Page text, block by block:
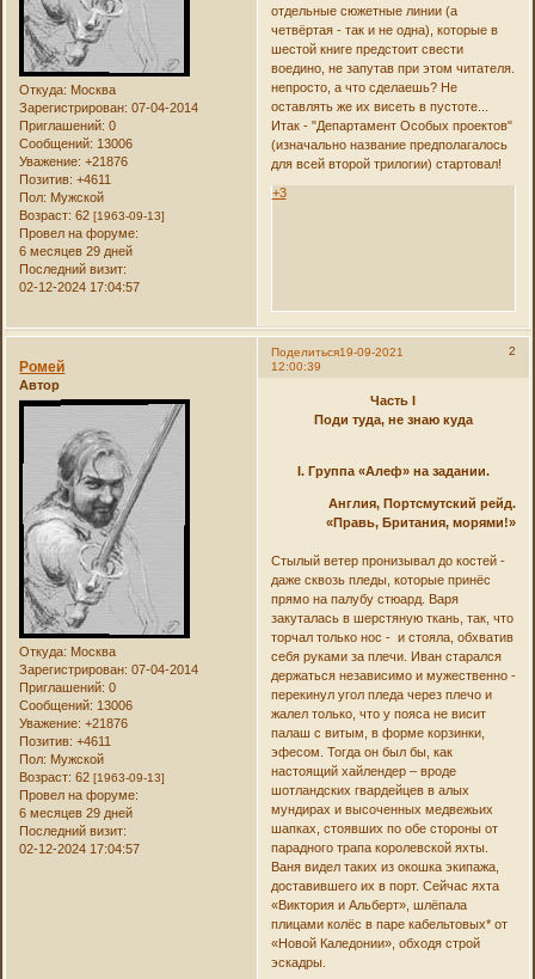
Откуда: Москва
Зарегистрирован: 07-04-2014
Приглашений: 0
Сообщений: 13006
Уважение: +21876
Позитив: +4611
Пол: Мужской
Возраст: 62[1963-09-13]
Провел на форуме:
6 месяцев 29 дней
Последний визит:
02-12-2024 17:04:57
отдельные сюжетные линии (а
четвёртая - так и не одна), которые в
шестой книге предстоит свести
воедино, не запутав при этом читателя.
непросто, а что сделаешь? Не
оставлять же их висеть в пустоте...
Итак - "Департамент Особых проектов"
(изначально название предполагалось
для всей второй трилогии) стартовал!
+3
Поделиться 2
19-09-2021
12:00:39
Ромей
Автор
Откуда: Москва
Зарегистрирован: 07-04-2014
Приглашений: 0
Сообщений: 13006
Уважение: +21876
Позитив: +4611
Пол: Мужской
Возраст: 62[1963-09-13]
Провел на форуме:
6 месяцев 29 дней
Последний визит:
02-12-2024 17:04:57
Часть I
Поди туда, не знаю куда
I. Группа «Алеф» на задании.
Англия, Портсмутский рейд.
«Правь, Британия, морями!»
Стылый ветер пронизывал до костей -
даже сквозь пледы, которые принёс
прямо на палубу стюард. Варя
закуталась в шерстяную ткань, так, что
торчал только нос - и стояла, обхватив
себя руками за плечи. Иван старался
держаться независимо и мужественно -
перекинул угол пледа через плечо и
жалел только, что у пояса не висит
палаш с витым, в форме корзинки,
эфесом. Тогда он был бы, как
настоящий хайлендер – вроде
шотландских гвардейцев в алых
мундирах и высоченных медвежьих
шапках, стоявших по обе стороны от
парадного трапа королевской яхты.
Ваня видел таких из окошка экипажа,
доставившего их в порт. Сейчас яхта
«Виктория и Альберт», шлёпала
плицами колёс в паре кабельтовых* от
«Новой Каледонии», обходя строй
эскадры.